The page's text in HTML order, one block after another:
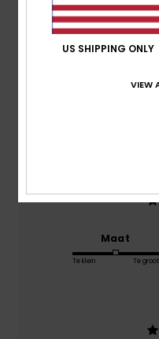
Maat
Te klein Te groot
US SHIPPING ONLY
VIEW